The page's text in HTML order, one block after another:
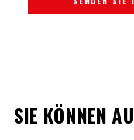
SIE KÖNNEN